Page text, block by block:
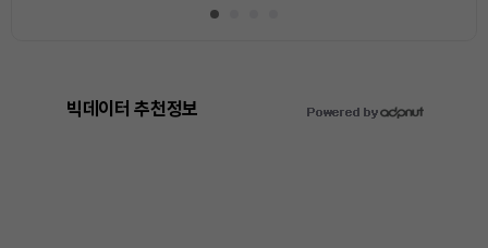
빅데이터 추천정보